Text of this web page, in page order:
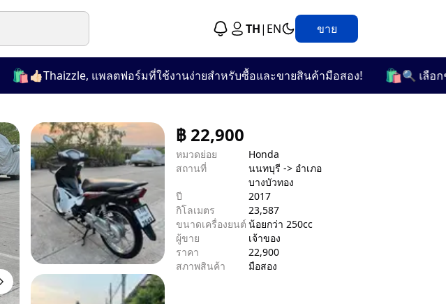
TH| EN ขาย
👍🏻Thaizzle, แพลตฟอร์มที่ใช้งานง่ายสำหรับซื้อและขายสินค้ามือสอง! 🛍️ 🔍 เลือกชมจ
฿ 22,900
หมวดย่อย
Honda
สถานที่
นนทบุรี -> อำเภอ
บางบัวทอง
ปี
2017
กิโลเมตร
23,587
ขนาดเครื่องยนต์ น้อยกว่า 250cc
ผู้ขาย
เจ้าของ
ราคา
22,900
สภาพสินค้า
มือสอง